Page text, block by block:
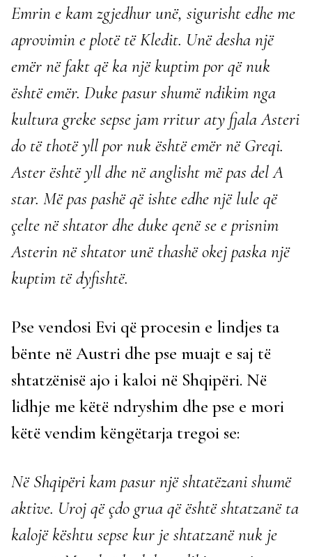
Emrin e kam zgjedhur unë, sigurisht edhe me
aprovimin e plotë të Kledit. Unë desha një
emër në fakt që ka një kuptim por që nuk
është emër. Duke pasur shumë ndikim nga
kultura greke sepse jam rritur aty fjala Asteri
do të thotë yll por nuk është emër në Greqi.
Aster është yll dhe në anglisht më pas del A
star. Më pas pashë që ishte edhe një lule që
çelte në shtator dhe duke qenë se e prisnim
Asterin në shtator unë thashë okej paska një
kuptim të dyfishtë.
Pse vendosi Evi që procesin e lindjes ta
bënte në Austri dhe pse muajt e saj të
shtatzënisë ajo i kaloi në Shqipëri. Në
lidhje me këtë ndryshim dhe pse e mori
këtë vendim këngëtarja tregoi se:
Në Shqipëri kam pasur një shtatëzani shumë
aktive. Uroj që çdo grua që është shtatzanë ta
kalojë kështu sepse kur je shtatzanë nuk je